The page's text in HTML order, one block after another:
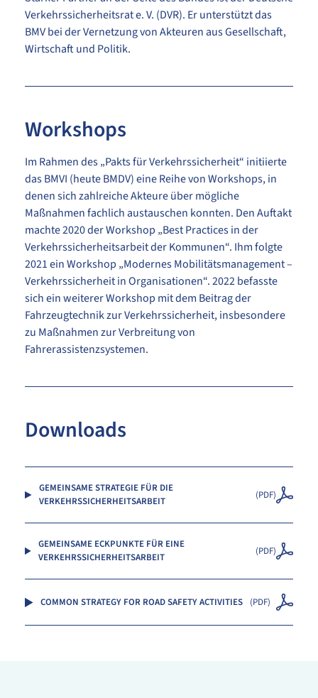
Verkehrssicherheitsrat e. V. (DVR). Er unterstützt das
BMV bei der Vernetzung von Akteuren aus Gesellschaft,
Wirtschaft und Politik.
Workshops
Im Rahmen des „Pakts für Verkehrssicherheit“ initiierte
das BMVI (heute BMDV) eine Reihe von Workshops, in
denen sich zahlreiche Akteure über mögliche
Maßnahmen fachlich austauschen konnten. Den Auftakt
machte 2020 der Workshop „Best Practices in der
Verkehrssicherheitsarbeit der Kommunen“. Ihm folgte
2021 ein Workshop „Modernes Mobilitätsmanagement –
Verkehrssicherheit in Organisationen“. 2022 befasste
sich ein weiterer Workshop mit dem Beitrag der
Fahrzeugtechnik zur Verkehrssicherheit, insbesondere
zu Maßnahmen zur Verbreitung von
Fahrerassistenzsystemen.
Downloads
GEMEINSAME STRATEGIE FÜR DIE
VERKEHRSSICHERHEITSARBEIT
(PDF)
GEMEINSAME ECKPUNKTE FÜR EINE
VERKEHRSSICHERHEITSARBEIT
(PDF)
COMMON STRATEGY FOR ROAD SAFETY ACTIVITIES (PDF)